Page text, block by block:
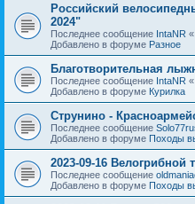
Российский
2024"
Последнее сообщение IntaNR «
Добавлено в форуме Разное
Благотворительная
Последнее сообщение IntaNR «
Добавлено в форуме Курилка
Струнино -
Последнее сообщение
Добавлено в форуме Походы
2023-09-16 Велогрибной
Последнее сообщение
Добавлено в форуме Походы